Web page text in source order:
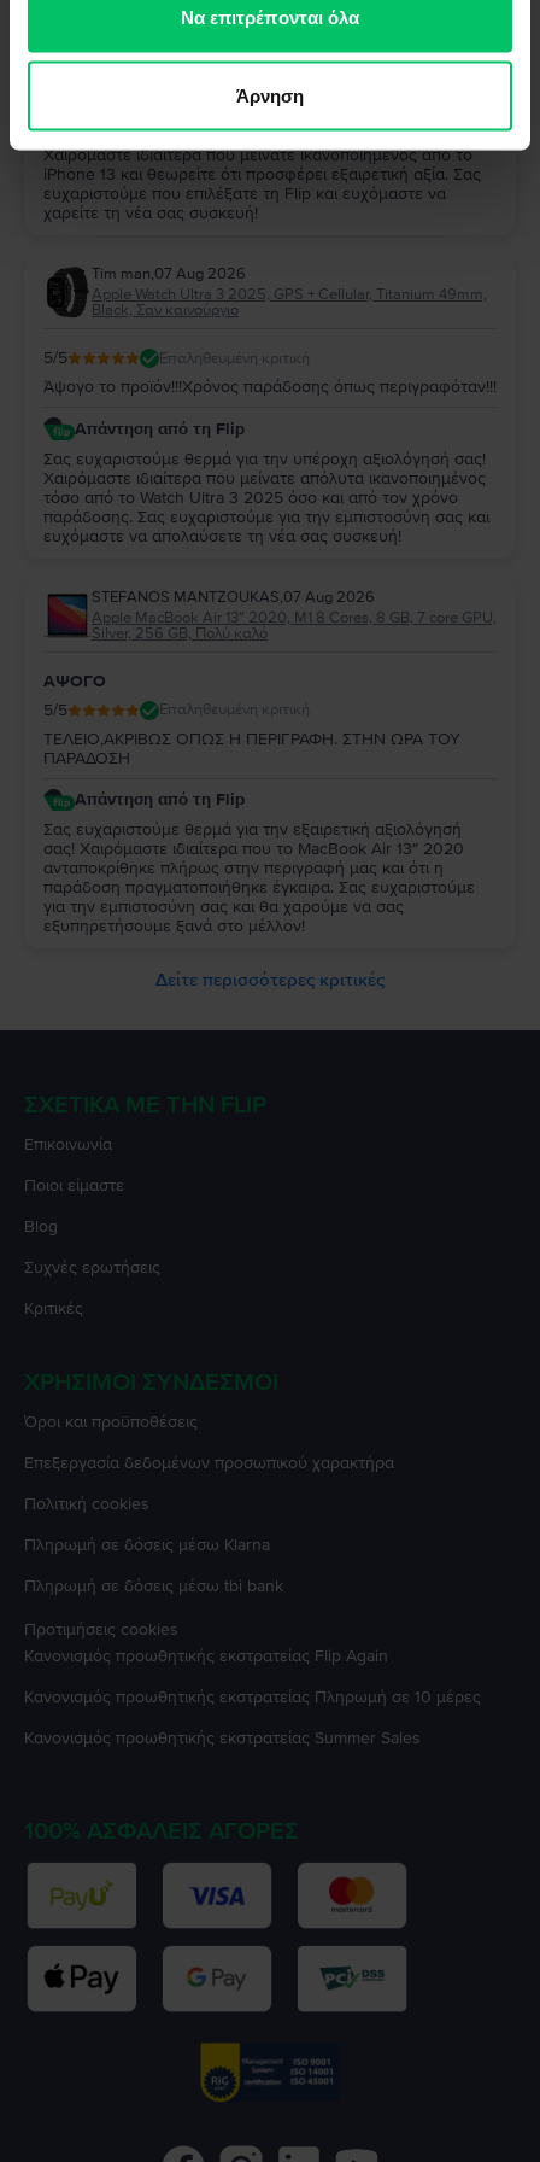
των υπηρεσιών τους.Να επιτρέπονται όλα
Άρνηση
Παρα πολυ καλο και αξιζει
Απάντηση από τη Flip
Σας ευχαριστούμε πολύ για την αξιολόγησή σας!
Χαιρόμαστε ιδιαίτερα που μείνατε ικανοποιημένος από το
iPhone 13 και θεωρείτε ότι προσφέρει εξαιρετική αξία. Σας
ευχαριστούμε που επιλέξατε τη Flip και ευχόμαστε να
χαρείτε τη νέα σας συσκευή!
Tim man,07 Aug 2026
Apple Watch Ultra 3 2025, GPS + Cellular, Titanium 49mm,
Black, Σαν καινούργιο
5/5 Επαληθευμένη κριτική
Άψογο το προϊόν!!!Χρόνος παράδοσης όπως περιγραφόταν!!!
Απάντηση από τη Flip
Σας ευχαριστούμε θερμά για την υπέροχη αξιολόγησή σας!
Χαιρόμαστε ιδιαίτερα που μείνατε απόλυτα ικανοποιημένος
τόσο από το Watch Ultra 3 2025 όσο και από τον χρόνο
παράδοσης. Σας ευχαριστούμε για την εμπιστοσύνη σας και
ευχόμαστε να απολαύσετε τη νέα σας συσκευή!
STEFANOS MANTZOUKAS,07 Aug 2026
Apple MacBook Air 13″ 2020, M1 8 Cores, 8 GB, 7 core GPU,
Silver, 256 GB, Πολύ καλό
ΑΨΟΓΟ
5/5 Επαληθευμένη κριτική
ΤΕΛΕΙΟ,ΑΚΡΙΒΩΣ ΟΠΩΣ Η ΠΕΡΙΓΡΑΦΗ. ΣΤΗΝ ΩΡΑ ΤΟΥ
ΠΑΡΑΔΟΣΗ
Απάντηση από τη Flip
Σας ευχαριστούμε θερμά για την εξαιρετική αξιολόγησή
σας! Χαιρόμαστε ιδιαίτερα που το MacBook Air 13″ 2020
ανταποκρίθηκε πλήρως στην περιγραφή μας και ότι η
παράδοση πραγματοποιήθηκε έγκαιρα. Σας ευχαριστούμε
για την εμπιστοσύνη σας και θα χαρούμε να σας
εξυπηρετήσουμε ξανά στο μέλλον!
Δείτε περισσότερες κριτικές
ΣΧΕΤΙΚΆ ΜΕ ΤΗΝ FLIP
Επικοινωνία
Ποιοι είμαστε
Blog
Συχνές ερωτήσεις
Κριτικές
ΧΡΉΣΙΜΟΙ ΣΎΝΔΕΣΜΟΙ
Όροι και προϋποθέσεις
Επεξεργασία δεδομένων προσωπικού χαρακτήρα
Πολιτική cookies
Πληρωμή σε δόσεις μέσω Klarna
Πληρωμή σε δόσεις μέσω tbi bank
Προτιμήσεις cookies
Κανονισμός προωθητικής εκστρατείας Flip Again
Κανονισμός προωθητικής εκστρατείας Πληρωμή σε 10 μέρες
Κανονισμός προωθητικής εκστρατείας Summer Sales
100% ΑΣΦΑΛΕΊΣ ΑΓΟΡΈΣ